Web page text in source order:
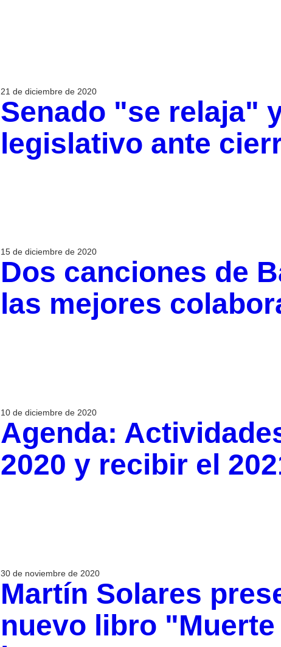
21 de diciembre de 2020
Senado "se relaja"
legislativo ante
15 de diciembre de 2020
Dos canciones de
las mejores
10 de diciembre de 2020
Agenda:
2020 y recibir el
30 de noviembre de 2020
Martín Solares
nuevo libro